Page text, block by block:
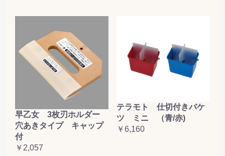
早乙女 3枚刃ホルダー
穴あきタイプ キャップ
付
￥2,057
テラモト 仕切付きバケ
ツ ミニ （青/赤)
￥6,160